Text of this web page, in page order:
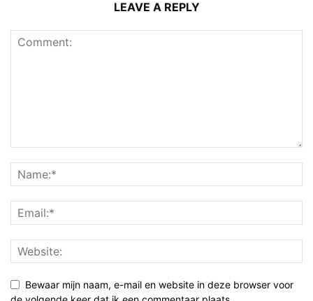
LEAVE A REPLY
Bewaar mijn naam, e-mail en website in deze browser voor